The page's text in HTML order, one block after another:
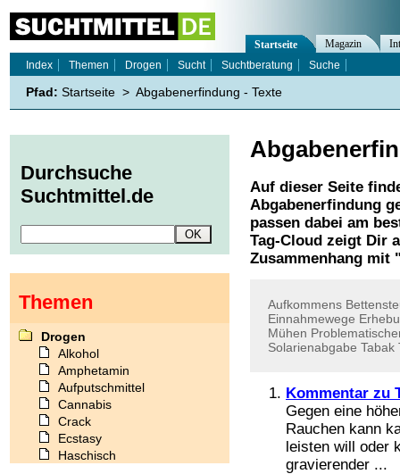
Auf dieser Seite
Abgabenerfindung
passen dabei am
Tag-Cloud zeigt Dir
Zusammenhang mit
Aufkommens
Einnahmewege
Mühen
Solarienabgabe Tabak
Kommentar zu
Gegen eine
Rauchen kann
leisten will oder
gravierender ...
Startseite Magazin
Index
Themen Drogen Sucht Suchtberatung Suche
Pfad: Startseite > Abgabenerfindung - Texte
Durchsuche
Suchtmittel.de
Themen
Drogen
Alkohol
Amphetamin
Aufputschmittel
Cannabis
Crack
Ecstasy
Haschisch